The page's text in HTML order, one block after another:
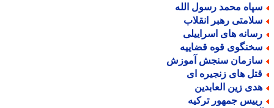
محمد رسول الله
رهبر انقلاب
های اسراییلی
قوه قضاییه
سنجش آموزش
های زنجیره ای
زین العابدین
جمهور ترکیه